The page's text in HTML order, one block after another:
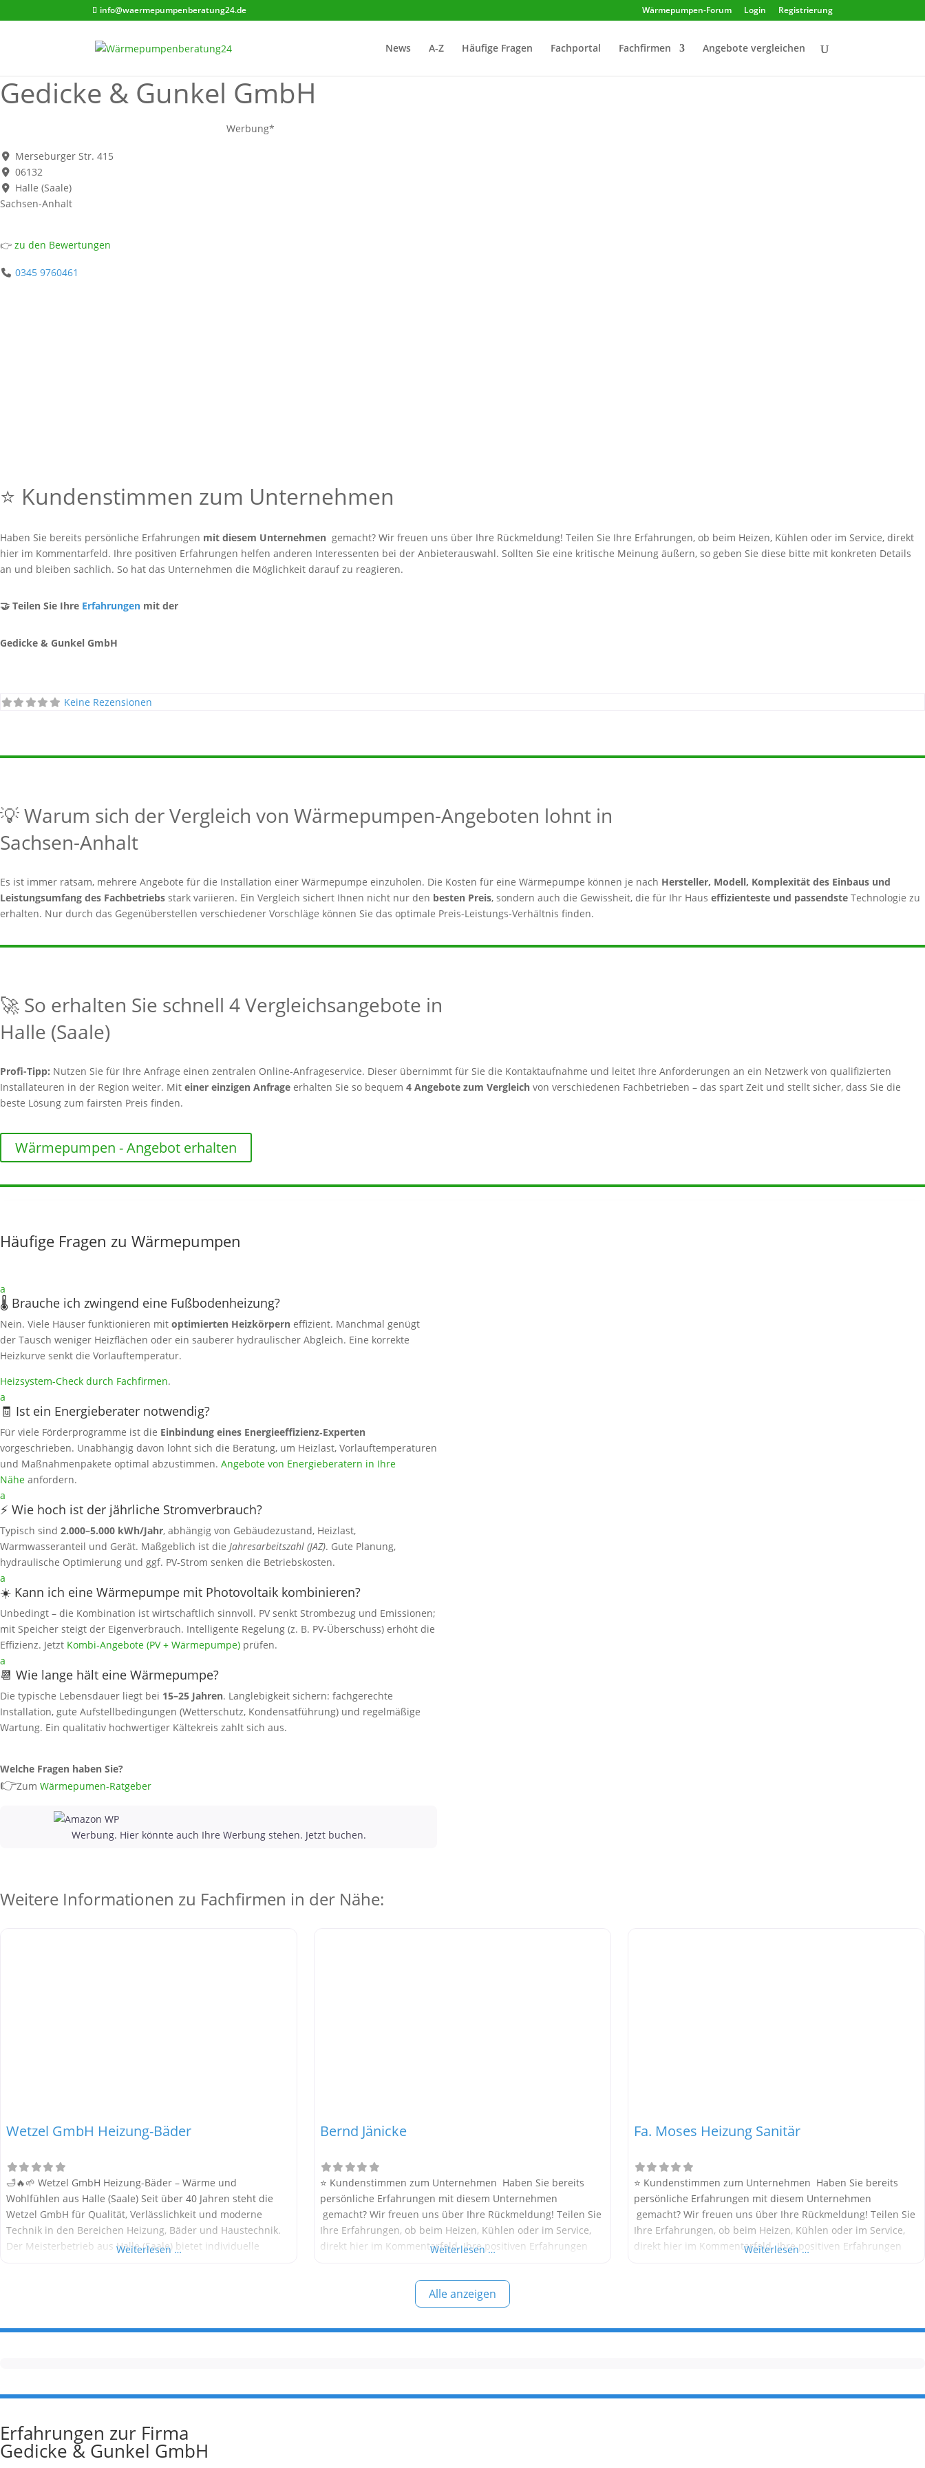
info@waermepumpenberatung24.de Wärmepumpen-Forum Login Registrierung
News A-Z Häufige Fragen Fachportal Fachfirmen Angebote vergleichen
Gedicke & Gunkel GmbH
Werbung*
Merseburger Str. 415
06132
Halle (Saale)
Sachsen-Anhalt
👉 zu den Bewertungen
0345 9760461
⭐ Kundenstimmen zum Unternehmen
Haben Sie bereits persönliche Erfahrungen mit diesem Unternehmen gemacht? Wir freuen uns über Ihre Rückmeldung! Teilen Sie Ihre Erfahrungen, ob beim Heizen, Kühlen oder im Service, direkt
hier im Kommentarfeld. Ihre positiven Erfahrungen helfen anderen Interessenten bei der Anbieterauswahl. Sollten Sie eine kritische Meinung äußern, so geben Sie diese bitte mit konkreten Details
an und bleiben sachlich. So hat das Unternehmen die Möglichkeit darauf zu reagieren.
🤝 Teilen Sie Ihre Erfahrungen mit der
Gedicke & Gunkel GmbH
Keine Rezensionen
💡 Warum sich der Vergleich von Wärmepumpen-Angeboten lohnt in
Sachsen-Anhalt
Es ist immer ratsam, mehrere Angebote für die Installation einer Wärmepumpe einzuholen. Die Kosten für eine Wärmepumpe können je nach Hersteller, Modell, Komplexität des Einbaus und
Leistungsumfang des Fachbetriebs stark variieren. Ein Vergleich sichert Ihnen nicht nur den besten Preis, sondern auch die Gewissheit, die für Ihr Haus effizienteste und passendste Technologie zu
erhalten. Nur durch das Gegenüberstellen verschiedener Vorschläge können Sie das optimale Preis-Leistungs-Verhältnis finden.
🚀 So erhalten Sie schnell 4 Vergleichsangebote in
Halle (Saale)
Profi-Tipp: Nutzen Sie für Ihre Anfrage einen zentralen Online-Anfrageservice. Dieser übernimmt für Sie die Kontaktaufnahme und leitet Ihre Anforderungen an ein Netzwerk von qualifizierten
Installateuren in der Region weiter. Mit einer einzigen Anfrage erhalten Sie so bequem 4 Angebote zum Vergleich von verschiedenen Fachbetrieben – das spart Zeit und stellt sicher, dass Sie die
beste Lösung zum fairsten Preis finden.
Wärmepumpen - Angebot erhalten
Häufige Fragen zu Wärmepumpen
a
🌡️ Brauche ich zwingend eine Fußbodenheizung?
Nein. Viele Häuser funktionieren mit optimierten Heizkörpern effizient. Manchmal genügt
der Tausch weniger Heizflächen oder ein sauberer hydraulischer Abgleich. Eine korrekte
Heizkurve senkt die Vorlauftemperatur.
Heizsystem‑Check durch Fachfirmen.
a
🧾 Ist ein Energieberater notwendig?
Für viele Förderprogramme ist die Einbindung eines Energieeffizienz‑Experten
vorgeschrieben. Unabhängig davon lohnt sich die Beratung, um Heizlast, Vorlauftemperaturen
und Maßnahmenpakete optimal abzustimmen. Angebote von Energieberatern in Ihre
Nähe anfordern.
a
⚡ Wie hoch ist der jährliche Stromverbrauch?
Typisch sind 2.000–5.000 kWh/Jahr, abhängig von Gebäudezustand, Heizlast,
Warmwasseranteil und Gerät. Maßgeblich ist die Jahresarbeitszahl (JAZ). Gute Planung,
hydraulische Optimierung und ggf. PV‑Strom senken die Betriebskosten.
a
☀️ Kann ich eine Wärmepumpe mit Photovoltaik kombinieren?
Unbedingt – die Kombination ist wirtschaftlich sinnvoll. PV senkt Strombezug und Emissionen;
mit Speicher steigt der Eigenverbrauch. Intelligente Regelung (z. B. PV‑Überschuss) erhöht die
Effizienz. Jetzt Kombi‑Angebote (PV + Wärmepumpe) prüfen.
a
📆 Wie lange hält eine Wärmepumpe?
Die typische Lebensdauer liegt bei 15–25 Jahren. Langlebigkeit sichern: fachgerechte
Installation, gute Aufstellbedingungen (Wetterschutz, Kondensatführung) und regelmäßige
Wartung. Ein qualitativ hochwertiger Kältekreis zahlt sich aus.
Welche Fragen haben Sie?
👉Zum Wärmepumen-Ratgeber
Werbung. Hier könnte auch Ihre Werbung stehen. Jetzt buchen.
Weitere Informationen zu Fachfirmen in der Nähe:
Wetzel GmbH Heizung-Bäder
🛁🔥🌱 Wetzel GmbH Heizung-Bäder – Wärme und
Wohlfühlen aus Halle (Saale) Seit über 40 Jahren steht die
Wetzel GmbH für Qualität, Verlässlichkeit und moderne
Technik in den Bereichen Heizung, Bäder und Haustechnik.
Der Meisterbetrieb aus Halle (Saale) bietet individuelle
Weiterlesen …
Bernd Jänicke
⭐ Kundenstimmen zum Unternehmen Haben Sie bereits
persönliche Erfahrungen mit diesem Unternehmen
gemacht? Wir freuen uns über Ihre Rückmeldung! Teilen Sie
Ihre Erfahrungen, ob beim Heizen, Kühlen oder im Service,
direkt hier im Kommentarfeld. Ihre positiven Erfahrungen
Sollten Sie eine kritische Meinung äußern, so geben Sie diese
bitte mit konkreten Details an und bleiben
Weiterlesen …
Fa. Moses Heizung Sanitär
⭐ Kundenstimmen zum Unternehmen Haben Sie bereits
persönliche Erfahrungen mit diesem Unternehmen
gemacht? Wir freuen uns über Ihre Rückmeldung! Teilen Sie
Ihre Erfahrungen, ob beim Heizen, Kühlen oder im Service,
direkt hier im Kommentarfeld. Ihre positiven Erfahrungen
Weiterlesen …
Alle anzeigen
Erfahrungen zur Firma
Gedicke & Gunkel GmbH